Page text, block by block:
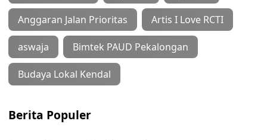
Anggaran Jalan Prioritas Artis I Love RCTI
aswaja Bimtek PAUD Pekalongan
Budaya Lokal Kendal
Berita Populer